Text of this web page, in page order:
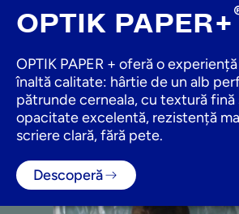
OPTIK PAPER+
OPTIK PAPER + oferă o
înaltă calitate: hârtie de un alb
pătrunde cerneala, cu textură
opacitate excelentă, rezistență
scriere clară, fără pete.
Descoperă